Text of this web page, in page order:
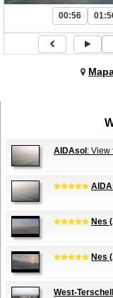
00:56
AIDAsol : View
Nes
Nes
West-